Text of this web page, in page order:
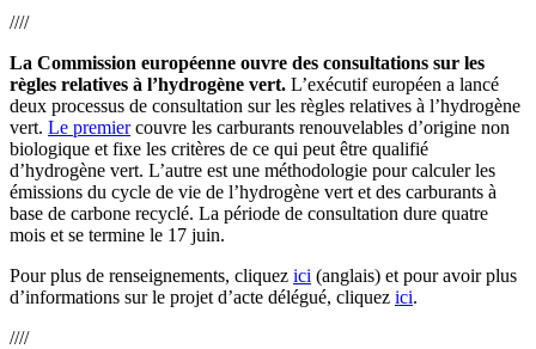
////
La Commission européenne ouvre des consultations sur les
règles relatives à l’hydrogène vert. L’exécutif européen a lancé
deux processus de consultation sur les règles relatives à l’hydrogène
vert. Le premiercouvre les carburants renouvelables d’origine non
biologique et fixe les critères de ce qui peut être qualifié
d’hydrogène vert. L’autre est une méthodologie pour calculer les
émissions du cycle de vie de l’hydrogène vert et des carburants à
base de carbone recyclé. La période de consultation dure quatre
mois et se termine le 17 juin.
Pour plus de renseignements, cliquez ici (anglais) et pour avoir plus
d’informations sur le projet d’acte délégué, cliquez ici.
////